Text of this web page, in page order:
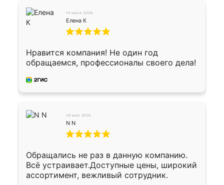
Окончательный расчет при получении.
Огромная благодарность водителю, помог
выгрузить. Получили коробку плитки на
Осталось дело за малым-монтировать)))
Подарили два больших вазона трапеция
из архитектурного бетона-красота.
14 июня 2026
Елена К
Нравится компания! Не один год
обращаемся, профессионалы своего дела!
28 мая 2026
N N
Обращались не раз в данную компанию.
Всё устраивает.Доступные цены, широкий
ассортимент, вежливый сотрудник.